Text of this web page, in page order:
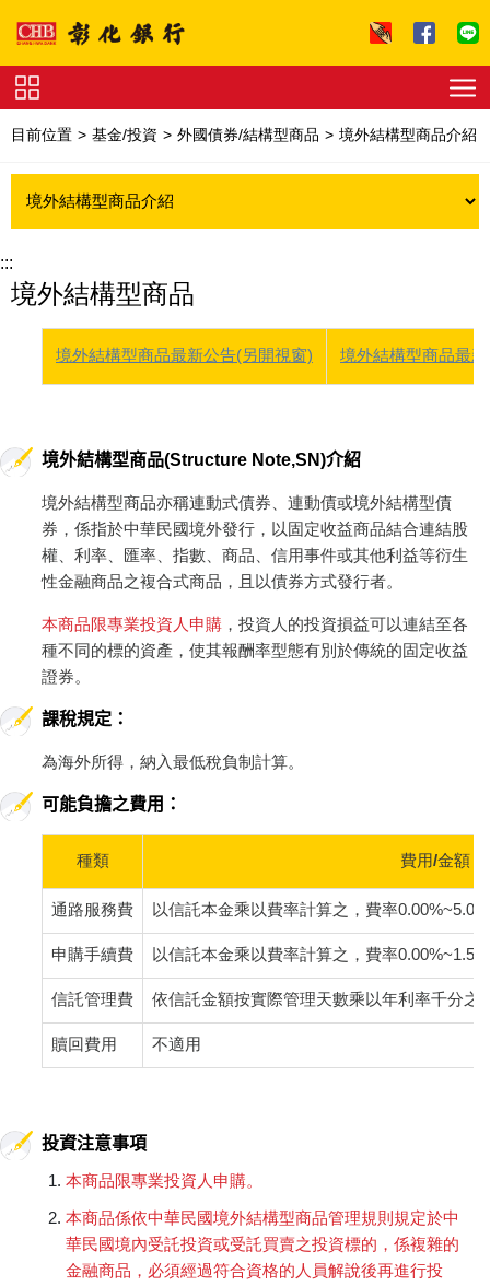
證
券
收
費
標
準
理
算
友
專
區
目前位置 基金/投資 外國債券/結構型商品 境外結構型商品介紹
:::
境外結構型商品
境外結構型商品最新公告(另開視窗) 境外結構型商品最
境外結構型商品(Structure Note,SN)介紹
境外結構型商品亦稱連動式債券、連動債或境外結構型債
券，係指於中華民國境外發行，以固定收益商品結合連結股
權、利率、匯率、指數、商品、信用事件或其他利益等衍生
性金融商品之複合式商品，且以債券方式發行者。
本商品限專業投資人申購 ，投資人的投資損益可以連結至各
種不同的標的資產，使其報酬率型態有別於傳統的固定收益
證券。
課稅規定：
為海外所得，納入最低稅負制計算。
可能負擔之費用：
種類 費用/金額
通路服務費 以信託本金乘以費率計算之，費率
申購手續費 以信託本金乘以費率計算之，費率
信託管理費 依信託金額按實際管理天數乘以年利率千分之
贖回費用 不適用
投資注意事項
本商品限專業投資人申購。
本商品係依中華民國境外結構型商品管理規則規定於中
華民國境內受託投資或受託買賣之投資標的，係複雜的
金融商品，必須經過符合資格的人員解說後再進行投